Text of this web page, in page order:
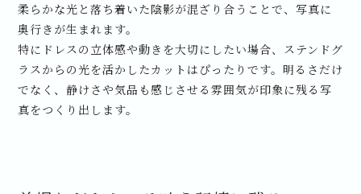
柔らかな光と落ち着いた陰影が混ざり合うことで、写真に
奥行きが生まれます。
特にドレスの立体感や動きを大切にしたい場合、ステンドグ
ラスからの光を活かしたカットはぴったりです。明るさだけ
でなく、静けさや気品も感じさせる雰囲気が印象に残る写
真をつくり出します。